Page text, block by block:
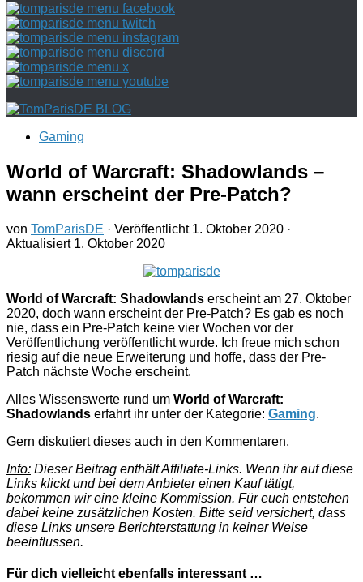
Gaming
World of Warcraft: Shadowlands –
wann erscheint der Pre-Patch?
von TomParisDE · Veröffentlicht 1. Oktober 2020 ·
Aktualisiert 1. Oktober 2020
World of Warcraft: Shadowlands erscheint am 27. Oktober
2020, doch wann erscheint der Pre-Patch? Es gab es noch
nie, dass ein Pre-Patch keine vier Wochen vor der
Veröffentlichung veröffentlicht wurde. Ich freue mich schon
riesig auf die neue Erweiterung und hoffe, dass der Pre-
Patch nächste Woche erscheint.
Alles Wissenswerte rund um World of Warcraft:
Shadowlands erfahrt ihr unter der Kategorie: Gaming.
Gern diskutiert dieses auch in den Kommentaren.
Info: Dieser Beitrag enthält Affiliate-Links. Wenn ihr auf diese
Links klickt und bei dem Anbieter einen Kauf tätigt,
bekommen wir eine kleine Kommission. Für euch entstehen
dabei keine zusätzlichen Kosten. Bitte seid versichert, dass
diese Links unsere Berichterstattung in keiner Weise
beeinflussen.
Für dich vielleicht ebenfalls interessant …